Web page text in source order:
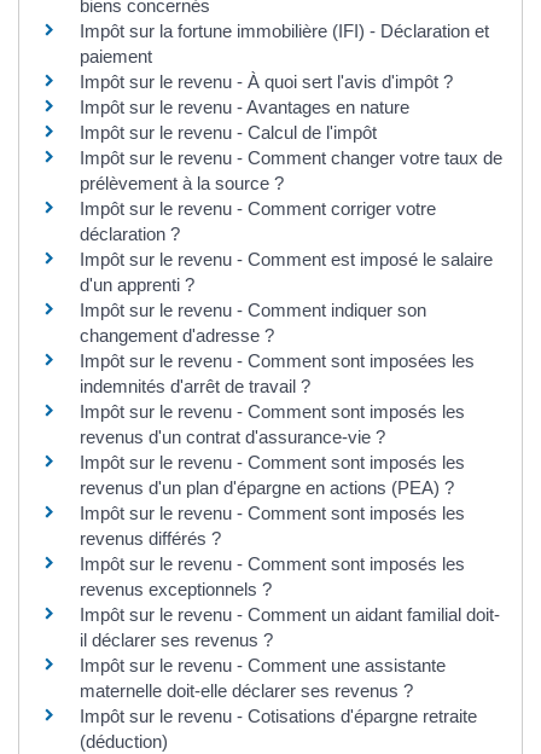
biens concernés
Impôt sur la fortune immobilière (IFI) - Déclaration et
paiement
Impôt sur le revenu - À quoi sert l'avis d'impôt ?
Impôt sur le revenu - Avantages en nature
Impôt sur le revenu - Calcul de l'impôt
Impôt sur le revenu - Comment changer votre taux de
prélèvement à la source ?
Impôt sur le revenu - Comment corriger votre
déclaration ?
Impôt sur le revenu - Comment est imposé le salaire
d'un apprenti ?
Impôt sur le revenu - Comment indiquer son
changement d'adresse ?
Impôt sur le revenu - Comment sont imposées les
indemnités d'arrêt de travail ?
Impôt sur le revenu - Comment sont imposés les
revenus d'un contrat d'assurance-vie ?
Impôt sur le revenu - Comment sont imposés les
revenus d'un plan d'épargne en actions (PEA) ?
Impôt sur le revenu - Comment sont imposés les
revenus différés ?
Impôt sur le revenu - Comment sont imposés les
revenus exceptionnels ?
Impôt sur le revenu - Comment un aidant familial doit-
il déclarer ses revenus ?
Impôt sur le revenu - Comment une assistante
maternelle doit-elle déclarer ses revenus ?
Impôt sur le revenu - Cotisations d'épargne retraite
(déduction)